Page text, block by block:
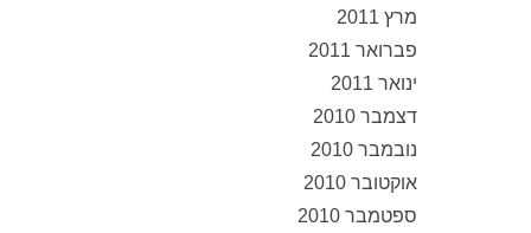
מרץ 2011
פברואר 2011
ינואר 2011
דצמבר 2010
נובמבר 2010
אוקטובר 2010
ספטמבר 2010